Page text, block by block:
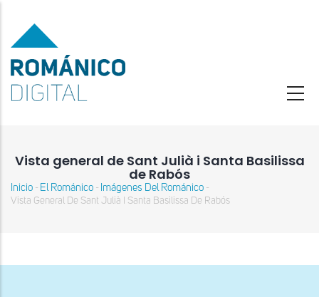
contenido
principal
Vista general de Sant Julià i Santa Basilissa
de Rabós
Sobrescribir
ayuda
Inicio - El Románico - Imágenes Del Románico -
Vista General De Sant Julià I Santa Basilissa De Rabós